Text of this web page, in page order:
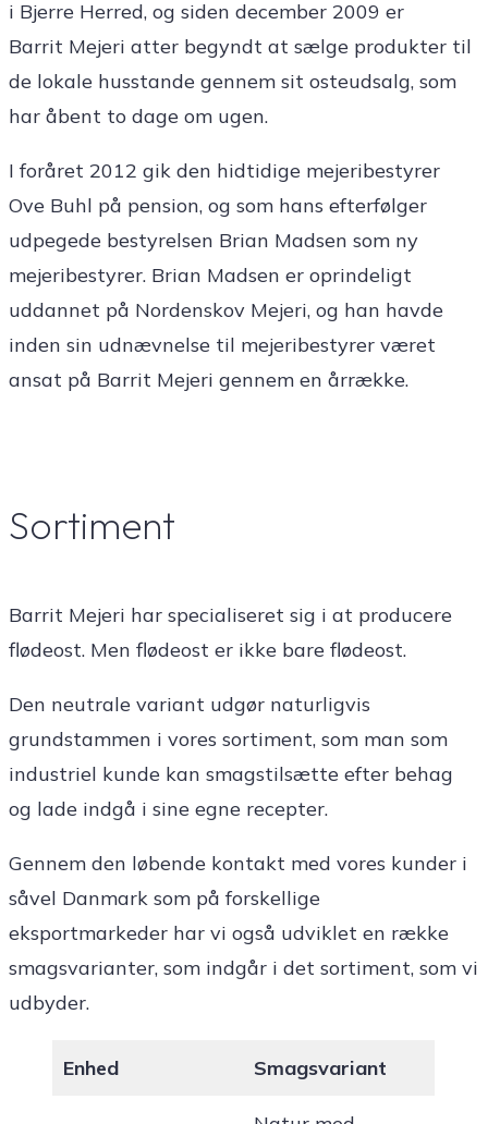
i Bjerre Herred, og siden december 2009 er
Barrit Mejeri atter begyndt at sælge produkter til
de lokale husstande gennem sit osteudsalg, som
har åbent to dage om ugen.
I foråret 2012 gik den hidtidige mejeribestyrer
Ove Buhl på pension, og som hans efterfølger
udpegede bestyrelsen Brian Madsen som ny
mejeribestyrer. Brian Madsen er oprindeligt
uddannet på Nordenskov Mejeri, og han havde
inden sin udnævnelse til mejeribestyrer været
ansat på Barrit Mejeri gennem en årrække.
Sortiment
Barrit Mejeri har specialiseret sig i at producere
flødeost. Men flødeost er ikke bare flødeost.
Den neutrale variant udgør naturligvis
grundstammen i vores sortiment, som man som
industriel kunde kan smagstilsætte efter behag
og lade indgå i sine egne recepter.
Gennem den løbende kontakt med vores kunder i
såvel Danmark som på forskellige
eksportmarkeder har vi også udviklet en række
smagsvarianter, som indgår i det sortiment, som vi
udbyder.
Enhed Smagsvariant